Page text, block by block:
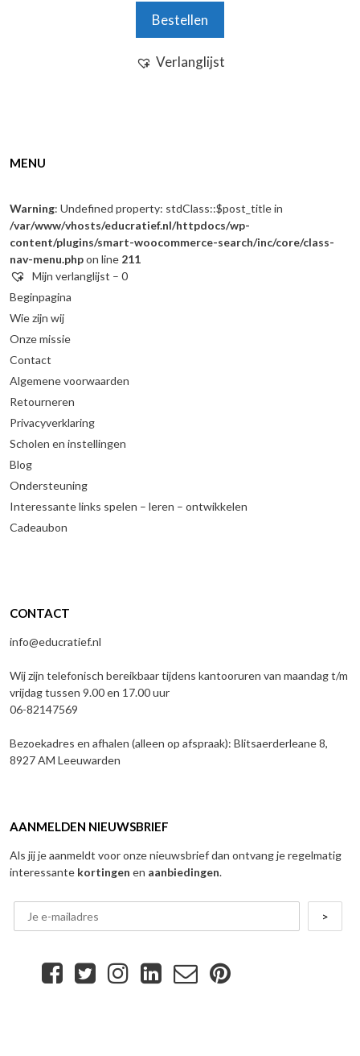
5Bestellen
Verlanglijst
MENU
Warning: Undefined property: stdClass::$post_title in
/var/www/vhosts/educratief.nl/httpdocs/wp-
content/plugins/smart-woocommerce-search/inc/core/class-
nav-menu.phpon line 211
Mijn verlanglijst – 0
Beginpagina
Wie zijn wij
Onze missie
Contact
Algemene voorwaarden
Retourneren
Privacyverklaring
Scholen en instellingen
Blog
Ondersteuning
Interessante links spelen – leren – ontwikkelen
Cadeaubon
CONTACT
info@educratief.nl
Wij zijn telefonisch bereikbaar tijdens kantooruren van maandag t/m
vrijdag tussen 9.00 en 17.00 uur
06-82147569
Bezoekadres en afhalen (alleen op afspraak): Blitsaerderleane 8,
8927 AM Leeuwarden
AANMELDEN NIEUWSBRIEF
Als jij je aanmeldt voor onze nieuwsbrief dan ontvang je regelmatig
interessante kortingen en aanbiedingen.